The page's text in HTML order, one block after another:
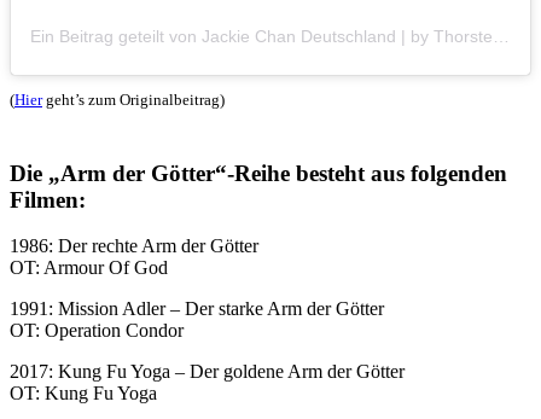
(Hiergeht’s zum Originalbeitrag)
Die „Arm der Götter“-Reihe besteht aus folgenden
Filmen:
1986: Der rechte Arm der Götter
OT: Armour Of God
1991: Mission Adler – Der starke Arm der Götter
OT: Operation Condor
2017: Kung Fu Yoga – Der goldene Arm der Götter
OT: Kung Fu Yoga